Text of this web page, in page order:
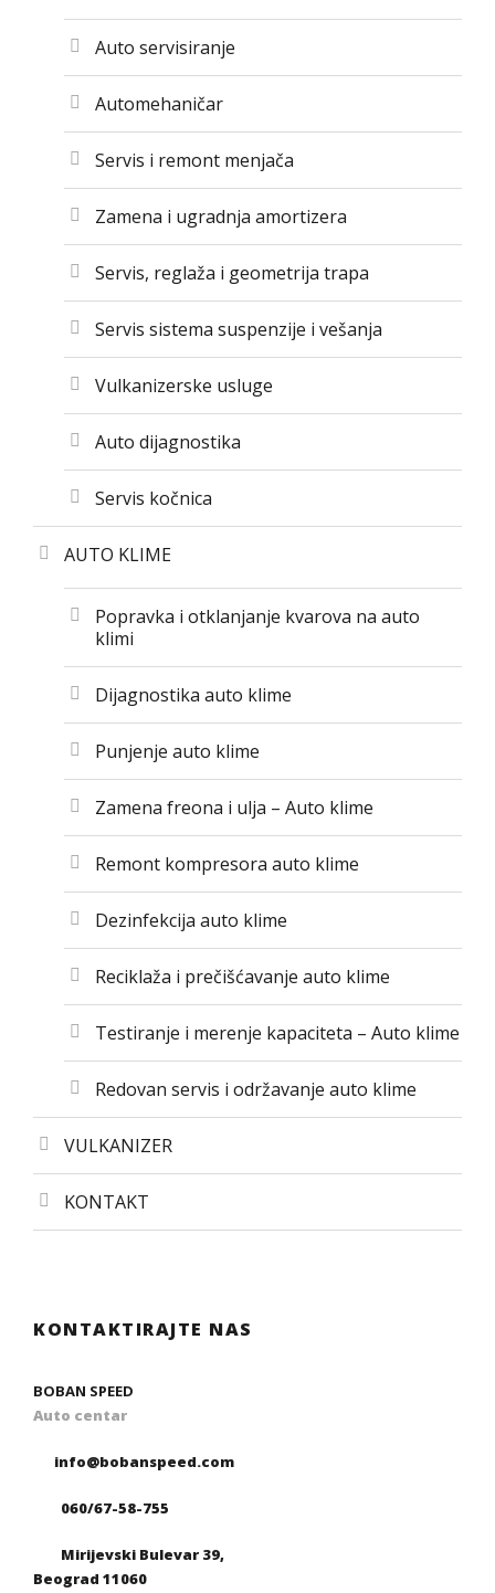
Auto servisiranje
Automehaničar
Servis i remont menjača
Zamena i ugradnja amortizera
Servis, reglaža i geometrija trapa
Servis sistema suspenzije i vešanja
Vulkanizerske usluge
Auto dijagnostika
Servis kočnica
AUTO KLIME
Popravka i otklanjanje kvarova na auto
klimi
Dijagnostika auto klime
Punjenje auto klime
Zamena freona i ulja – Auto klime
Remont kompresora auto klime
Dezinfekcija auto klime
Reciklaža i prečišćavanje auto klime
Testiranje i merenje kapaciteta – Auto klime
Redovan servis i održavanje auto klime
VULKANIZER
KONTAKT
KONTAKTIRAJTE NAS
BOBAN SPEED
Auto centar
info@bobanspeed.com
060/67-58-755
Mirijevski Bulevar 39,
Beograd 11060